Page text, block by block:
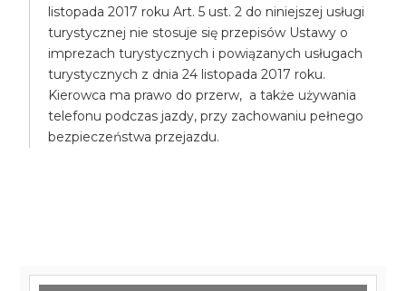
listopada 2017 roku Art. 5 ust. 2 do niniejszej usługi
turystycznej nie stosuje się przepisów Ustawy o
imprezach turystycznych i powiązanych usługach
turystycznych z dnia 24 listopada 2017 roku.
Kierowca ma prawo do przerw, a także używania
telefonu podczas jazdy, przy zachowaniu pełnego
bezpieczeństwa przejazdu.